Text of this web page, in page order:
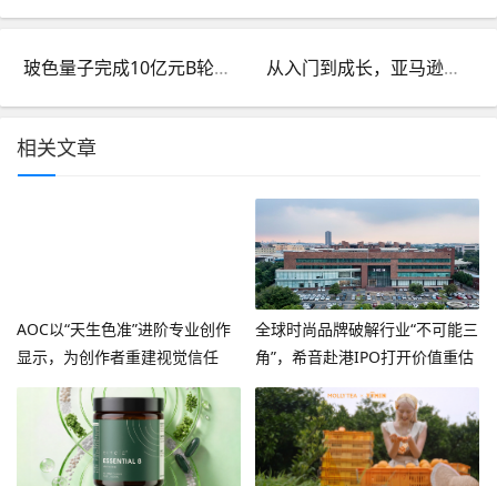
玻色量子完成10亿元B轮融资，“十五五”规划专用量子计算机赛道唯一代表！ 从入门到成长，亚马逊多举措支持卖家优化物流及运营成本 高效拓展全球跨境业务
相关文章
AOC以“天生色准”进阶专业创作
显示，为创作者重建视觉信任
全球时尚品牌破解行业“不可能三
角”，希音赴港IPO打开价值重估
空间